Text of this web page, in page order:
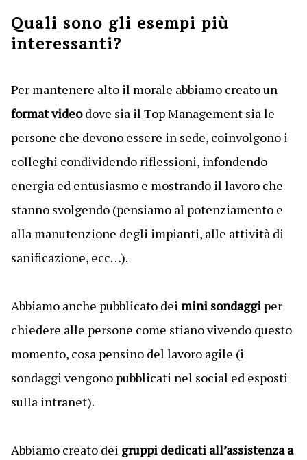
Quali sono gli esempi più
interessanti?
Per mantenere alto il morale abbiamo creato un
format videodove sia il Top Management sia le
persone che devono essere in sede, coinvolgono i
colleghi condividendo riflessioni, infondendo
energia ed entusiasmo e mostrando il lavoro che
stanno svolgendo (pensiamo al potenziamento e
alla manutenzione degli impianti, alle attività di
sanificazione, ecc…).
Abbiamo anche pubblicato dei mini sondaggiper
chiedere alle persone come stiano vivendo questo
momento, cosa pensino del lavoro agile (i
sondaggi vengono pubblicati nel social ed esposti
sulla intranet).
Abbiamo creato dei gruppi dedicati all’assistenza a